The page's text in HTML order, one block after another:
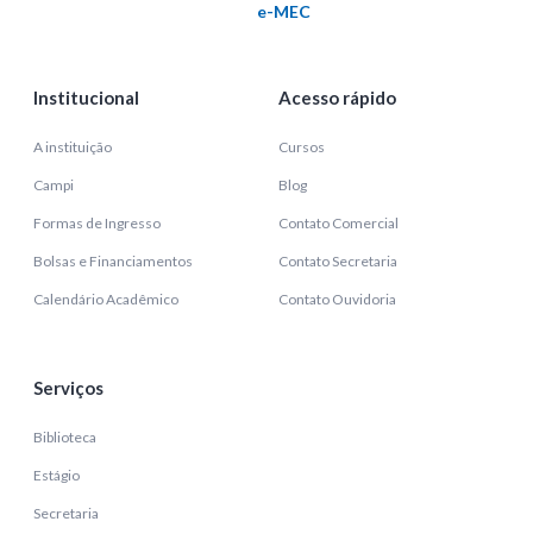
e-MEC
Institucional
A instituição
Campi
Formas de Ingresso
Bolsas e Financiamentos
Calendário Acadêmico
Acesso rápido
Cursos
Blog
Contato Comercial
Contato Secretaria
Contato Ouvidoria
Serviços
Biblioteca
Estágio
Secretaria